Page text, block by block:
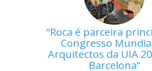
Roca é parceira
Congresso
Arquitectos da UIA
Barcelona